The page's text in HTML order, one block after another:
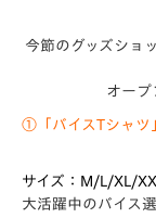
今節のグッズショ
オープ
①「バイスTシャ
サイズ：M/L/XL/
大活躍中のバイス